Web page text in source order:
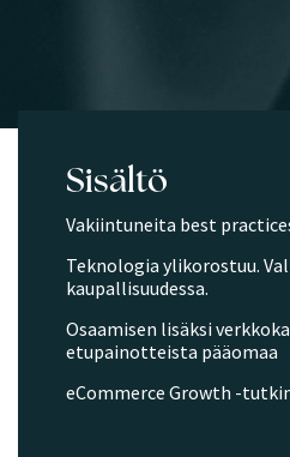
Sisältö
Vakiintuneita best
Teknologia ylikorostuu.
kaupallisuudessa.
Osaamisen lisäksi
etupainotteista pääomaa
eCommerce Growth -